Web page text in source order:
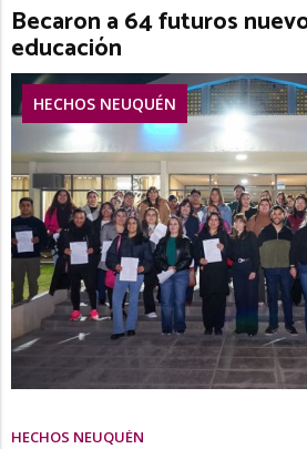
Becaron a 64 futuros
educación
HECHOS NEUQUÉN
HECHOS NEUQUÉN